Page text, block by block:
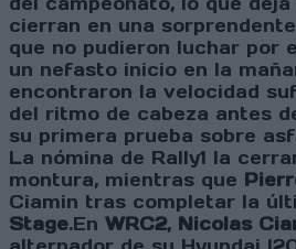
cierran en una sorprendente
que no pudieron luchar por
un nefasto inicio en la
encontraron la velocidad
del ritmo de cabeza antes
su primera prueba sobre
La nómina de Rally1 la
montura, mientras que
Ciamin tras completar la
Stage.En WRC2, Nicolas